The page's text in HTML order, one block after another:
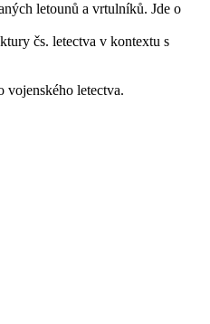
letounů a vrtulníků. Jde o
čs. letectva v kontextu s
vojenského letectva.